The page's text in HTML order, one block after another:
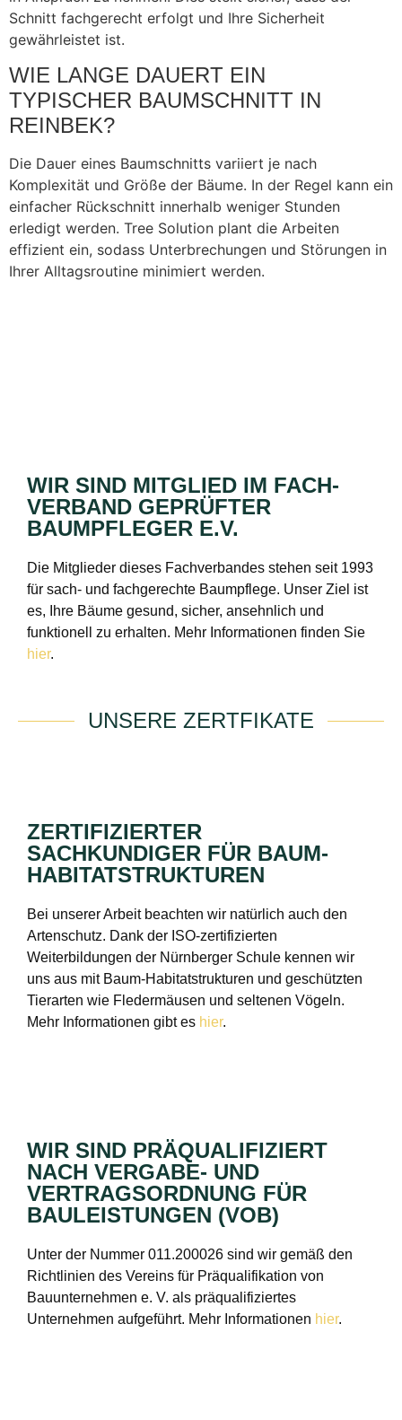
Schnitt fachgerecht erfolgt und Ihre Sicherheit
gewährleistet ist.
WIE LANGE DAUERT EIN
TYPISCHER BAUMSCHNITT IN
REINBEK?
Die Dauer eines Baumschnitts variiert je nach
Komplexität und Größe der Bäume. In der Regel kann ein
einfacher Rückschnitt innerhalb weniger Stunden
erledigt werden. Tree Solution plant die Arbeiten
effizient ein, sodass Unterbrechungen und Störungen in
Ihrer Alltagsroutine minimiert werden.
WIR SIND MITGLIED IM FACH­
VERBAND GEPRÜFTER
BAUMPFLEGER E.V.
Die Mitglieder dieses Fachverbandes stehen seit 1993
für sach- und fachgerechte Baumpflege. Unser Ziel ist
es, Ihre Bäume gesund, sicher, ansehnlich und
funktionell zu erhalten. Mehr Informationen finden Sie
hier.
UNSERE ZERTFIKATE
ZERTIFIZIERTER
SACHKUNDIGER FÜR BAUM-
HABITATSTRUKTUREN
Bei unserer Arbeit beachten wir natürlich auch den
Artenschutz. Dank der ISO-zertifizierten
Weiterbildungen der Nürnberger Schule kennen wir
uns aus mit Baum-Habitatstrukturen und geschützten
Tierarten wie Fledermäusen und seltenen Vögeln.
Mehr Informationen gibt es hier.
WIR SIND PRÄQUALIFIZIERT
NACH VERGABE- UND
VERTRAGSORDNUNG FÜR
BAULEISTUNGEN (VOB)
Unter der Nummer 011.200026 sind wir gemäß den
Richtlinien des Vereins für Präqualifikation von
Bauunternehmen e. V. als präqualifiziertes
Unternehmen aufgeführt. Mehr Informationen hier.